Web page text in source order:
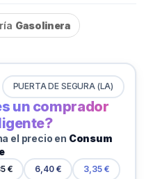
Gasolinera
PUERTA DE SEGURA (LA)
un comprador
el precio en Consum
€ 6,40 € 3,35 €